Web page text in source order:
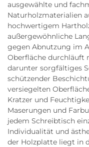
ausgewählte und
Naturholzmaterialien
hochwertigem
außergewöhnliche
gegen Abnutzung im
Oberfläche durchläuft
darunter sorgfältiges
schützender
versiegelten
Kratzer und
Maserungen und
jedem Schreibtisch
Individualität und
der Holzplatte liegt in